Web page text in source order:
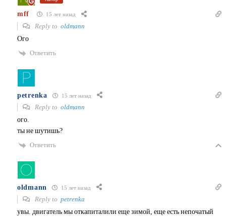
mff 15 лет назад
Reply to oldmann
Ого
Ответить
petrenka 15 лет назад
Reply to oldmann
ого.
ты не шутишь?
Ответить
oldmann 15 лет назад
Reply to petrenka
увы. двигатель мы откапиталили еще зимой, еще есть непочатый